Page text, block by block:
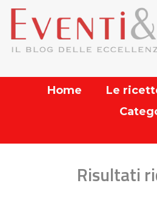
Home
Le
Risultati